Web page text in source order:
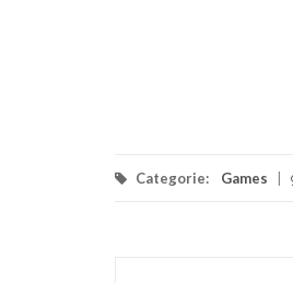
Categorie: Games